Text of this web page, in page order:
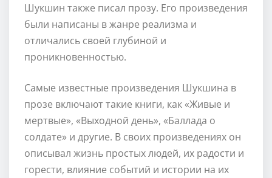
Шукшин также писал прозу. Его произведения
были написаны в жанре реализма и
отличались своей глубиной и
проникновенностью.
Самые известные произведения Шукшина в
прозе включают такие книги, как «Живые и
мертвые», «Выходной день», «Баллада о
солдате» и другие. В своих произведениях он
описывал жизнь простых людей, их радости и
горести, влияние событий и истории на их